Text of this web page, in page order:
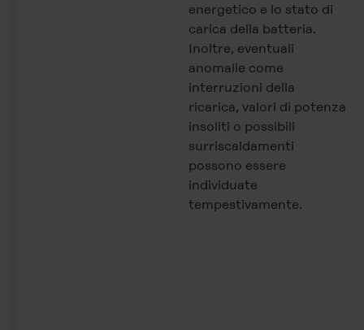
energetico e lo stato di
carica della batteria.
Inoltre, eventuali
anomalie come
interruzioni della
ricarica, valori di potenza
insoliti o possibili
surriscaldamenti
possono essere
individuate
tempestivamente.